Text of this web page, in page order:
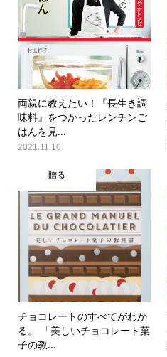
両親に教えたい！『長生き調
味料』をつかったレンチンご
はんを見...
2021.11.10
贈る
チョコレートのすべてがわか
る。 「美しいチョコレート菓
子の教...